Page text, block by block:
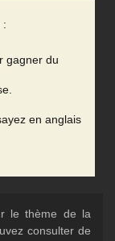
:
gagner du
en anglais
le thème de la
consulter de